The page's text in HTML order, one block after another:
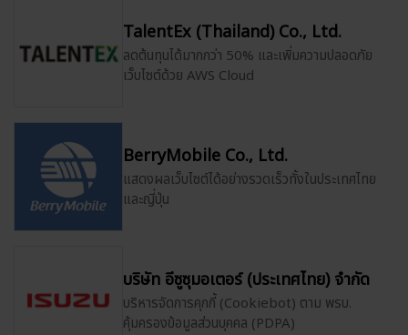
TalentEx (Thailand) Co., Ltd.
ลดต้นทุนได้มากกว่า 50% และเพิ่มความปลอดภัย
เว็บไซต์ด้วย AWS Cloud
BerryMobile Co., Ltd.
แสดงผลเว็บไซต์ได้อย่างรวดเร็วทั้งในประเทศไทย
และญี่ปุ่น
บริษัท อีซูซุมอเตอร์ (ประเทศไทย) จำกัด
บริหารจัดการคุกกี้ (Cookiebot) ตาม พรบ.
คุ้มครองข้อมูลส่วนบุคคล (PDPA)